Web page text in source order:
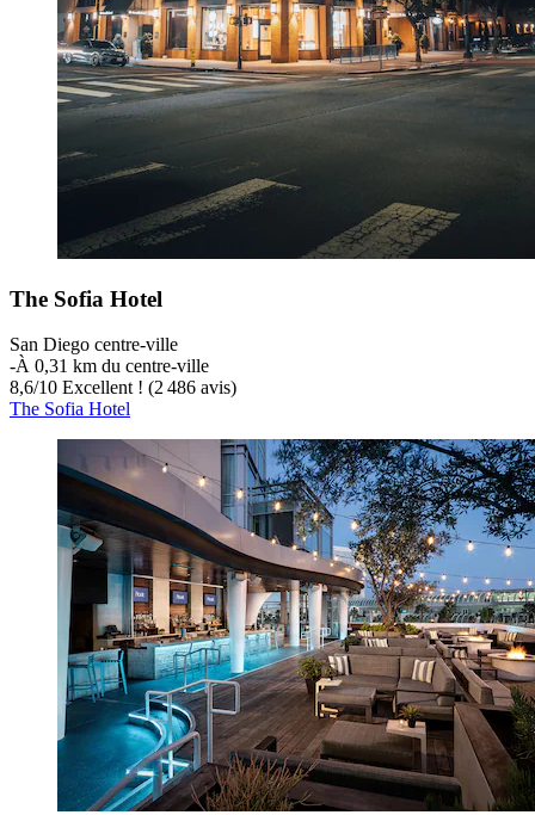
The Sofia Hotel
San Diego centre-ville
‐À 0,31 km du centre-ville
8,6/10 Excellent ! (2 486 avis)
The Sofia Hotel